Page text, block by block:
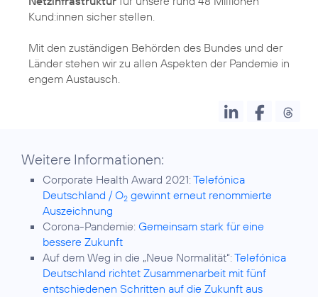
Kund:innen sicher stellen.
Mit den zuständigen Behörden des Bundes und der
Länder stehen wir zu allen Aspekten der Pandemie in
engem Austausch.
Weitere Informationen:
Corporate Health Award 2021:Telefónica
Deutschland / O2 gewinnt erneut renommierte
Auszeichnung
Corona-Pandemie: Gemeinsam stark für eine
bessere Zukunft
Auf dem Weg in die „Neue Normalität“:Telefónica
Deutschland richtet Zusammenarbeit mit fünf
entschiedenen Schritten auf die Zukunft aus